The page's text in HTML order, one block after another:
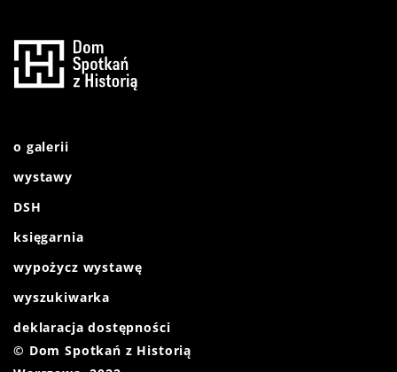
o galerii
wystawy
DSH
księgarnia
wypożycz wystawę
wyszukiwarka
deklaracja dostępności
© Dom Spotkań z Historią